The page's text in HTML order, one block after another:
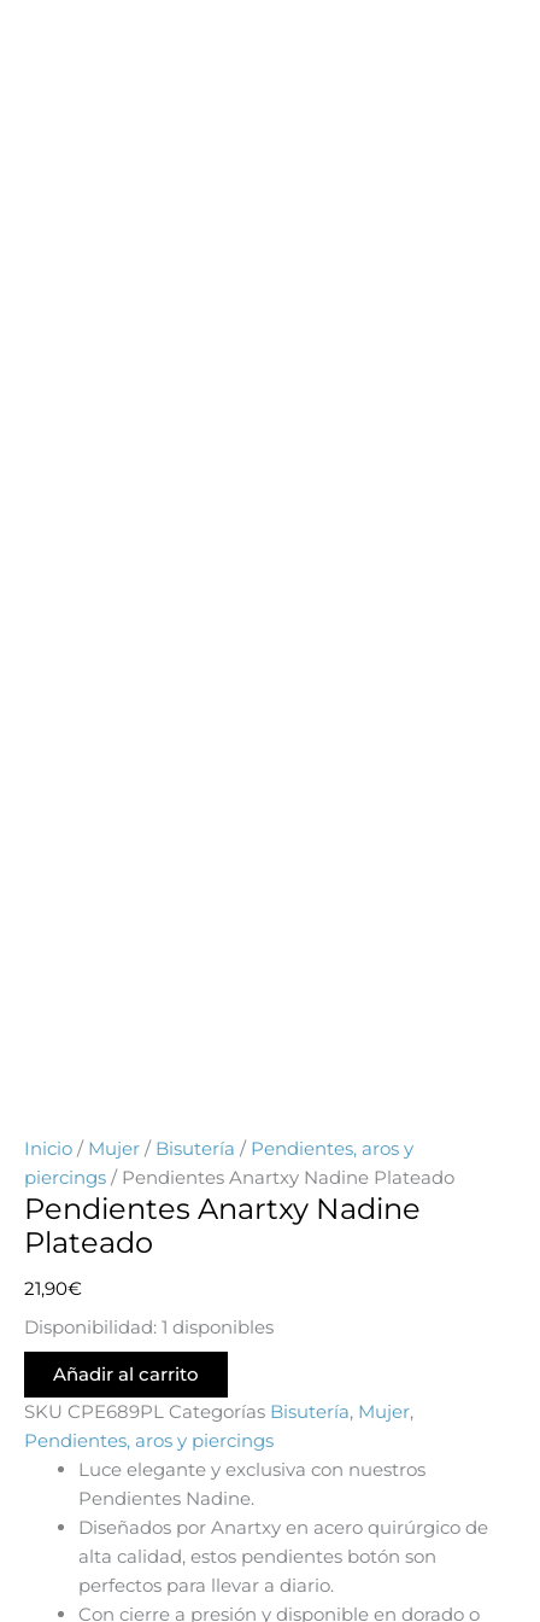
Inicio / Mujer / Bisutería / Pendientes, aros y
piercings / Pendientes Anartxy Nadine Plateado
Pendientes Anartxy Nadine
Plateado
21,90€
Disponibilidad: 1 disponibles
Añadir al carrito
SKU CPE689PL Categorías Bisutería, Mujer,
Pendientes, aros y piercings
Luce elegante y exclusiva con nuestros
Pendientes Nadine.
Diseñados por Anartxy en acero quirúrgico de
alta calidad, estos pendientes botón son
perfectos para llevar a diario.
Con cierre a presión y disponible en dorado o